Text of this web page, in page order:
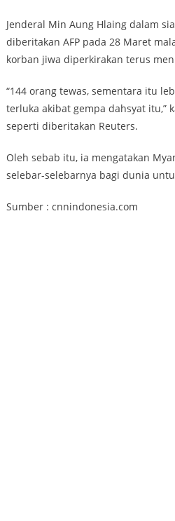
Jenderal Min Aung Hlaing dalam
diberitakan AFP pada 28 Maret
korban jiwa diperkirakan terus
“144 orang tewas, sementara itu
terluka akibat gempa dahsyat itu,”
seperti diberitakan Reuters.
Oleh sebab itu, ia mengatakan
selebar-selebarnya bagi dunia
Sumber : cnnindonesia.com